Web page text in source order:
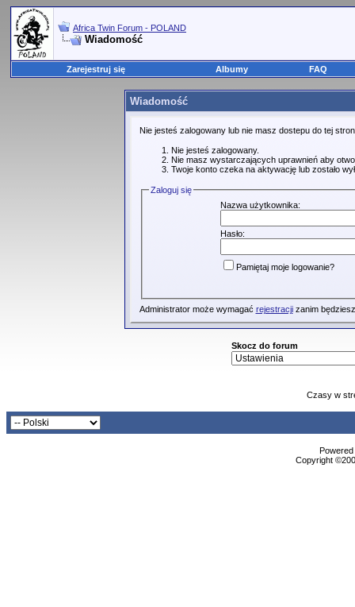
Africa Twin Forum - POLAND
Wiadomość
Zarejestruj się Albumy FAQ
Wiadomość
Nie jesteś zalogowany lub nie masz dostepu do tej
Nie jesteś zalogowany.
Nie masz wystarczających uprawnień aby
Twoje konto czeka na aktywację lub zostało
Zaloguj się
Nazwa użytkownika:
Hasło:
Pamiętaj moje logowanie?
Administrator może wymagać rejestracjizanim
Skocz do forum
Czasy w
Copyright